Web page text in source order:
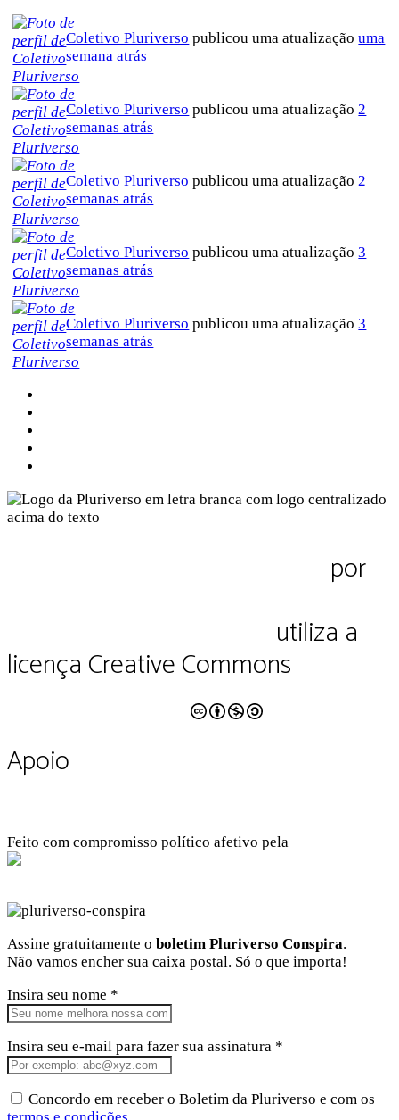
Coletivo Pluriverso publicou uma atualizaçãouma
semana atrás
Coletivo Pluriverso publicou uma atualização2
semanas atrás
Coletivo Pluriverso publicou uma atualização2
semanas atrás
Coletivo Pluriverso publicou uma atualização3
semanas atrás
Coletivo Pluriverso publicou uma atualização3
semanas atrás
por
utiliza a
licença Creative Commons
Apoio
Feito com compromisso político afetivo pela
Assine gratuitamente o boletim Pluriverso Conspira.
Não vamos encher sua caixa postal. Só o que importa!
Insira seu nome *
Insira seu e-mail para fazer sua assinatura *
Concordo em receber o Boletim da Pluriverso e com os